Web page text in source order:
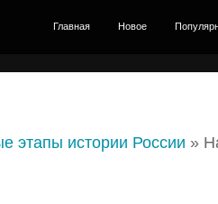
Главная Новое
этапы истории России »